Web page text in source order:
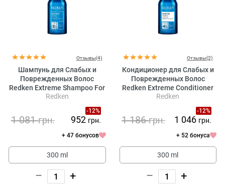
Отзывы(4)
Шампунь для Слабых и
Поврежденных Волос
Redken Extreme Shampoo For
Damaged Hair
Redken
-12%
1 081грн. 952 грн.
+ 47 бонусов
300 ml
– +
Отзывы(2)
Кондиционер для Слабых и
Поврежденных Волос
Redken Extreme Conditioner
For Damaged Hair
Redken
-12%
1 186грн. 1 046 грн.
+ 52 бонуса
300 ml
– +